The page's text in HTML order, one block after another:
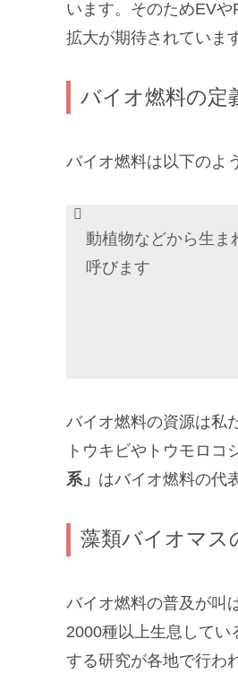
います。そのためEV
拡大が期待されていま
バイオ燃料の定
バイオ燃料は以下のよ
動植物などから生ま
呼びます
バイオ燃料の資源は私
トウキビやトウモロコ
系」 はバイオ燃料の代
藻類バイオマス
バイオ燃料の普及が叫
2000種以上生息してい
する研究が各地で行わ